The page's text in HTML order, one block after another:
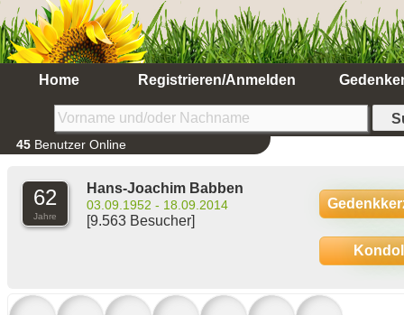
Home Registrieren/Anmelden
45 Benutzer Online
62
Jahre
Hans-Joachim Babben
03.09.1952 - 18.09.2014
[9.563 Besucher]